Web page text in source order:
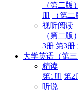
（第二版
册
（第
视听阅读
（第二版
3册 第3册
大学英语（第三
精读
第1册 第2
听说